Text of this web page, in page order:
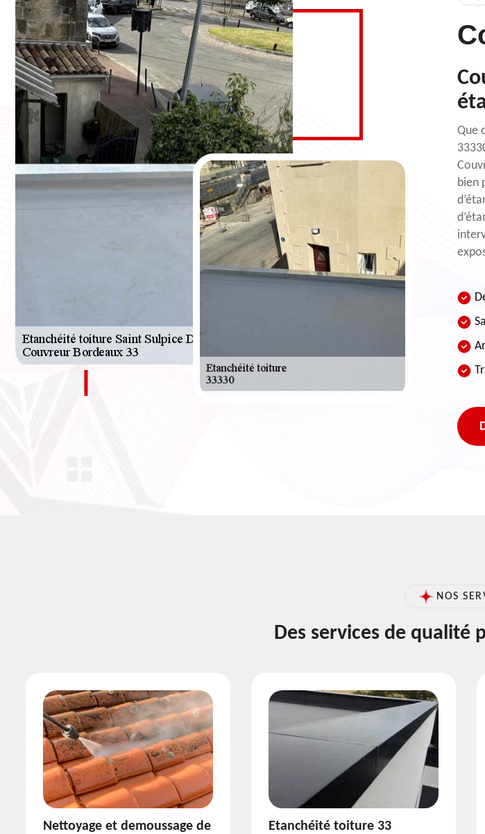
Que
bien
NOS
Des services de qualité
Etanchéité toiture 33 Réparation de toiture 33